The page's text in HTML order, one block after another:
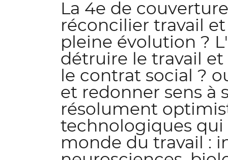
La 4e de
réconcilier travail
pleine évolution ?
détruire le travail
le contrat social ?
et redonner sens à
résolument
technologiques
monde du travail :